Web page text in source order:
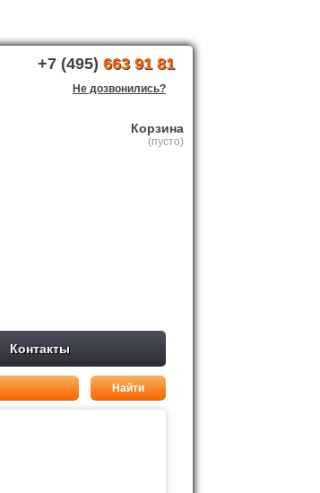
+7 (495) 663 91 81
Не дозвонились?
Корзина
(пусто)
Контакты